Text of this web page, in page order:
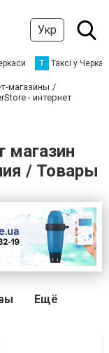
Укр
Т Таксі у
магазины
- интернет
магазин
/ Товары
Ещё